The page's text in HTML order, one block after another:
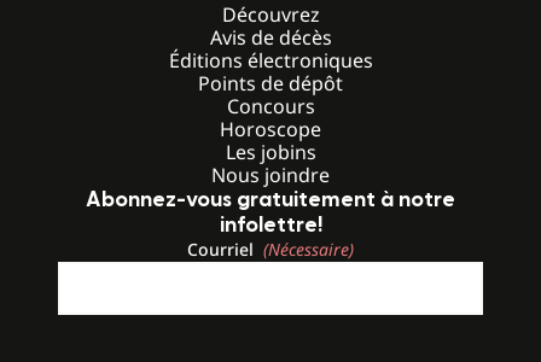
Découvrez
Avis de décès
Éditions électroniques
Points de dépôt
Concours
Horoscope
Les jobins
Nous joindre
Abonnez-vous gratuitement à notre
infolettre!
Courriel (Nécessaire)